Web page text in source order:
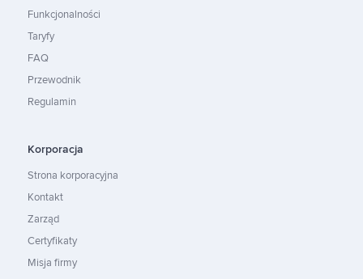
Funkcjonalności
Taryfy
FAQ
Przewodnik
Regulamin
Korporacja
Strona korporacyjna
Kontakt
Zarząd
Certyfikaty
Misja firmy